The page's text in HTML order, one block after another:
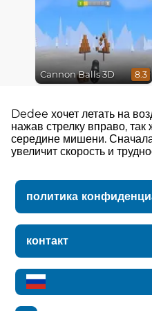
Cannon Balls 3D 8.3
Dedee хочет летать на
нажав стрелку вправо, так
середине мишени. Сначала
увеличит скорость и
политика
контакт